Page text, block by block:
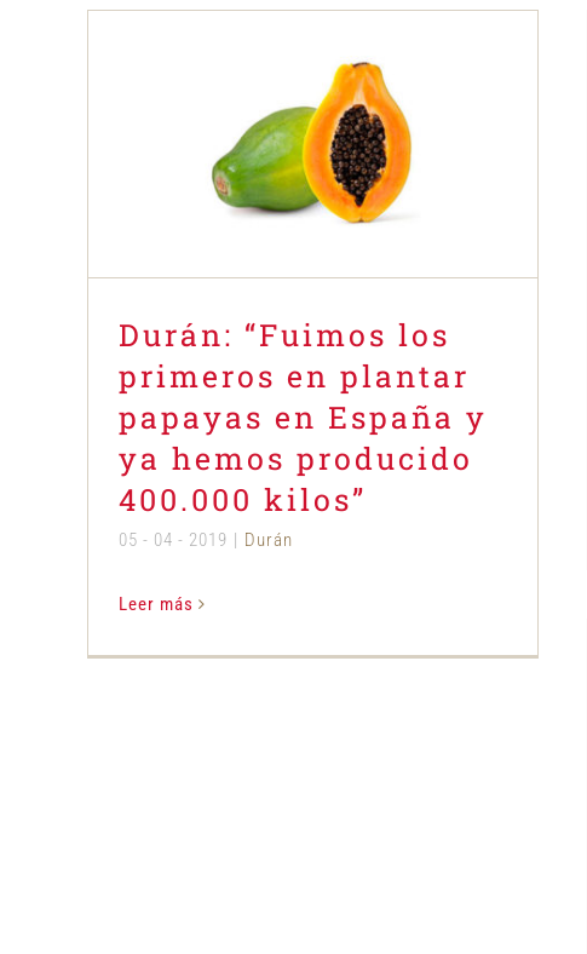
Durán: “Fuimos los primeros en
plantar papayas en España y ya
hemos producido 400.000 kilos”
Durán
Durán: “Fuimos los
primeros en plantar
papayas en España y
ya hemos producido
400.000 kilos”
05 - 04 - 2019 | Durán
Leer más